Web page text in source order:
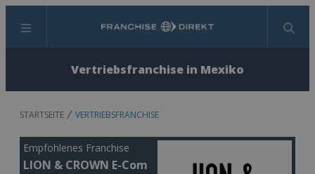
Menü Suchen
Vertriebsfranchise in Mexiko
STARTSEITE VERTRIEBSFRANCHISE
Empfohlenes Franchise
LION & CROWN E-Com